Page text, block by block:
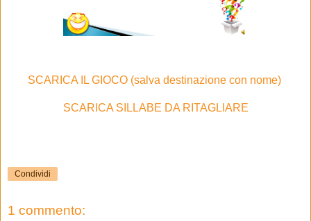
SCARICA IL GIOCO (salva destinazione con nome)
SCARICA SILLABE DA RITAGLIARE
Condividi
1 commento: